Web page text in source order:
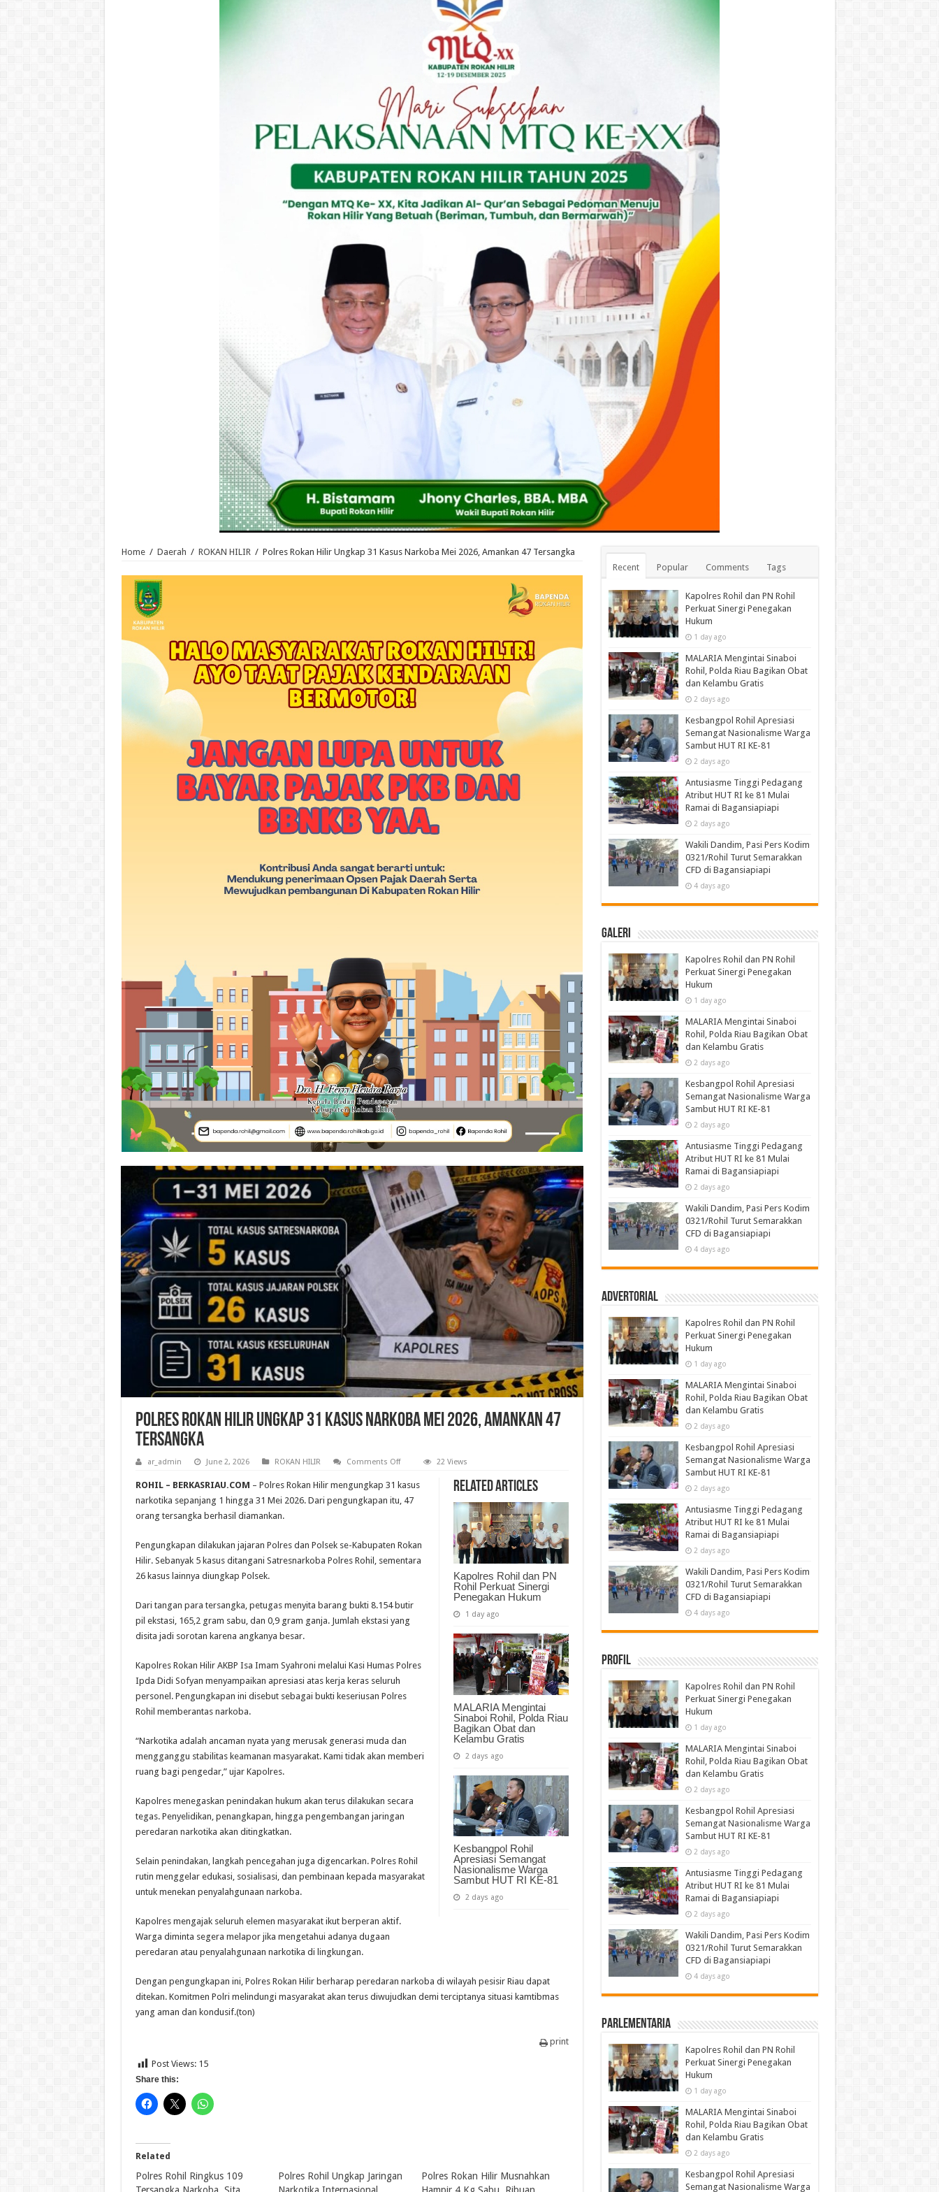
Home / Daerah / ROKAN HILIR / Polres Rokan Hilir Ungkap 31 Kasus Narkoba Mei 2026, Amankan 47 Tersangka
Polres Rokan Hilir Ungkap 31 Kasus Narkoba Mei 2026, Amankan 47
Tersangka
ar_admin June 2, 2026 ROKAN HILIR Comments Offon
Hilir
Ungkap
31
2026,
47
22 Views
Related Articles
Kapolres Rohil dan PN
Rohil Perkuat Sinergi
Penegakan Hukum
1 day ago
MALARIA Mengintai
Sinaboi Rohil, Polda Riau
Bagikan Obat dan
Kelambu Gratis
2 days ago
Kesbangpol Rohil
Apresiasi Semangat
Nasionalisme Warga
Sambut HUT RI KE-81
2 days ago
ROHIL – BERKASRIAU.COM – Polres Rokan Hilir mengungkap 31 kasus
narkotika sepanjang 1 hingga 31 Mei 2026. Dari pengungkapan itu, 47
orang tersangka berhasil diamankan.
Pengungkapan dilakukan jajaran Polres dan Polsek se-Kabupaten Rokan
Hilir. Sebanyak 5 kasus ditangani Satresnarkoba Polres Rohil, sementara
26 kasus lainnya diungkap Polsek.
Dari tangan para tersangka, petugas menyita barang bukti 8.154 butir
pil ekstasi, 165,2 gram sabu, dan 0,9 gram ganja. Jumlah ekstasi yang
disita jadi sorotan karena angkanya besar.
Kapolres Rokan Hilir AKBP Isa Imam Syahroni melalui Kasi Humas Polres
Ipda Didi Sofyan menyampaikan apresiasi atas kerja keras seluruh
personel. Pengungkapan ini disebut sebagai bukti keseriusan Polres
Rohil memberantas narkoba.
“Narkotika adalah ancaman nyata yang merusak generasi muda dan
mengganggu stabilitas keamanan masyarakat. Kami tidak akan memberi
ruang bagi pengedar,” ujar Kapolres.
Kapolres menegaskan penindakan hukum akan terus dilakukan secara
tegas. Penyelidikan, penangkapan, hingga pengembangan jaringan
peredaran narkotika akan ditingkatkan.
Selain penindakan, langkah pencegahan juga digencarkan. Polres Rohil
rutin menggelar edukasi, sosialisasi, dan pembinaan kepada masyarakat
untuk menekan penyalahgunaan narkoba.
Kapolres mengajak seluruh elemen masyarakat ikut berperan aktif.
Warga diminta segera melapor jika mengetahui adanya dugaan
peredaran atau penyalahgunaan narkotika di lingkungan.
Dengan pengungkapan ini, Polres Rokan Hilir berharap peredaran narkoba di wilayah pesisir Riau dapat
ditekan. Komitmen Polri melindungi masyarakat akan terus diwujudkan demi terciptanya situasi kamtibmas
yang aman dan kondusif.(ton)
print
Post Views: 15
Share this:
Related
Polres Rohil Ringkus 109
Polres Rohil Ungkap Jaringan
Polres Rokan Hilir Musnahkan
Recent Popular Comments Tags
Kapolres Rohil dan PN Rohil
Perkuat Sinergi Penegakan
Hukum
1 day ago
MALARIA Mengintai Sinaboi
Rohil, Polda Riau Bagikan Obat
dan Kelambu Gratis
2 days ago
Kesbangpol Rohil Apresiasi
Semangat Nasionalisme Warga
Sambut HUT RI KE-81
2 days ago
Antusiasme Tinggi Pedagang
Atribut HUT RI ke 81 Mulai
Ramai di Bagansiapiapi
2 days ago
Wakili Dandim, Pasi Pers Kodim
0321/Rohil Turut Semarakkan
CFD di Bagansiapiapi
4 days ago
Galeri
Kapolres Rohil dan PN Rohil
Perkuat Sinergi Penegakan
Hukum
1 day ago
MALARIA Mengintai Sinaboi
Rohil, Polda Riau Bagikan Obat
dan Kelambu Gratis
2 days ago
Kesbangpol Rohil Apresiasi
Semangat Nasionalisme Warga
Sambut HUT RI KE-81
2 days ago
Antusiasme Tinggi Pedagang
Atribut HUT RI ke 81 Mulai
Ramai di Bagansiapiapi
2 days ago
Wakili Dandim, Pasi Pers Kodim
0321/Rohil Turut Semarakkan
CFD di Bagansiapiapi
4 days ago
Advertorial
Kapolres Rohil dan PN Rohil
Perkuat Sinergi Penegakan
Hukum
1 day ago
MALARIA Mengintai Sinaboi
Rohil, Polda Riau Bagikan Obat
dan Kelambu Gratis
2 days ago
Kesbangpol Rohil Apresiasi
Semangat Nasionalisme Warga
Sambut HUT RI KE-81
2 days ago
Antusiasme Tinggi Pedagang
Atribut HUT RI ke 81 Mulai
Ramai di Bagansiapiapi
2 days ago
Wakili Dandim, Pasi Pers Kodim
0321/Rohil Turut Semarakkan
CFD di Bagansiapiapi
4 days ago
Profil
Kapolres Rohil dan PN Rohil
Perkuat Sinergi Penegakan
Hukum
1 day ago
MALARIA Mengintai Sinaboi
Rohil, Polda Riau Bagikan Obat
dan Kelambu Gratis
2 days ago
Kesbangpol Rohil Apresiasi
Semangat Nasionalisme Warga
Sambut HUT RI KE-81
2 days ago
Antusiasme Tinggi Pedagang
Atribut HUT RI ke 81 Mulai
Ramai di Bagansiapiapi
2 days ago
Wakili Dandim, Pasi Pers Kodim
0321/Rohil Turut Semarakkan
CFD di Bagansiapiapi
4 days ago
Parlementaria
Kapolres Rohil dan PN Rohil
Perkuat Sinergi Penegakan
Hukum
1 day ago
MALARIA Mengintai Sinaboi
Rohil, Polda Riau Bagikan Obat
dan Kelambu Gratis
2 days ago
Kesbangpol Rohil Apresiasi
Semangat Nasionalisme Warga